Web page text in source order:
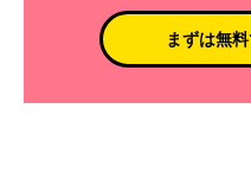
まずは無